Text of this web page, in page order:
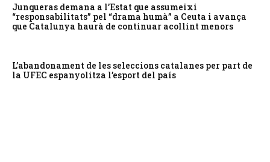
Junqueras demana a l’Estat que assumeixi
“responsabilitats” pel “drama humà” a Ceuta i avança
que Catalunya haurà de continuar acollint menors
L’abandonament de les seleccions catalanes per part de
la UFEC espanyolitza l’esport del país